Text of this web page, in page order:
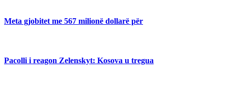
Meta gjobitet me 567 milionë dollarë për
Pacolli i reagon Zelenskyt: Kosova u tregua